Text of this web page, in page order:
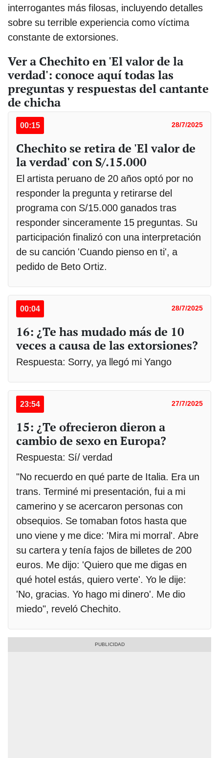
interrogantes más filosas, incluyendo detalles
sobre su terrible experiencia como víctima
constante de extorsiones.
Ver a Chechito en 'El valor de la
verdad': conoce aquí todas las
preguntas y respuestas del cantante
de chicha
00:15 28/7/2025
Chechito se retira de 'El valor de
la verdad' con S/.15.000
El artista peruano de 20 años optó por no
responder la pregunta y retirarse del
programa con S/15.000 ganados tras
responder sinceramente 15 preguntas. Su
participación finalizó con una interpretación
de su canción 'Cuando pienso en ti', a
pedido de Beto Ortiz.
00:04 28/7/2025
16: ¿Te has mudado más de 10
veces a causa de las extorsiones?
Respuesta: Sorry, ya llegó mi Yango
23:54 27/7/2025
15: ¿Te ofrecieron dieron a
cambio de sexo en Europa?
Respuesta: Sí/ verdad
"No recuerdo en qué parte de Italia. Era un
trans. Terminé mi presentación, fui a mi
camerino y se acercaron personas con
obsequios. Se tomaban fotos hasta que
uno viene y me dice: 'Mira mi morral'. Abre
su cartera y tenía fajos de billetes de 200
euros. Me dijo: 'Quiero que me digas en
qué hotel estás, quiero verte'. Yo le dije:
'No, gracias. Yo hago mi dinero'. Me dio
miedo", reveló Chechito.